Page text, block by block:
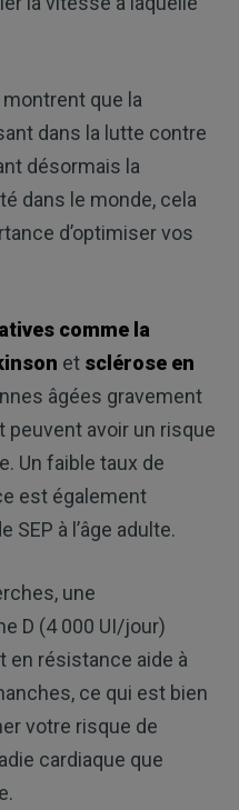
que la
dans la lutte contre
désormais la
dans le monde, cela
d’optimiser vos
comme la
et sclérose en
âgées gravement
avoir un risque
Un faible taux de
est également
à l’âge adulte.
une
D (4 000 UI/jour)
en résistance aide à
ce qui est bien
votre risque de
cardiaque que